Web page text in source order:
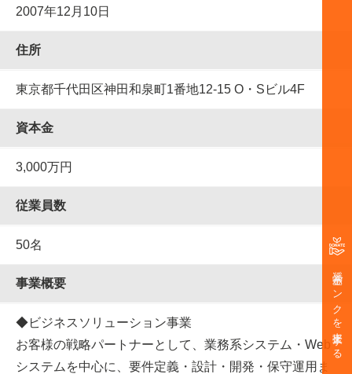
奨学金バンクを支援する
2007年12月10日
住所
東京都千代田区神田和泉町1番地12-15 O・Sビル4F
資本金
3,000万円
従業員数
50名
事業概要
◆ビジネスソリューション事業
お客様の戦略パートナーとして、業務系システム・Web
システムを中心に、要件定義・設計・開発・保守運用ま